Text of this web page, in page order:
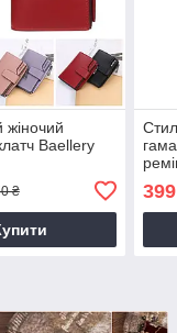
жіночий
Baellery
₴ 399